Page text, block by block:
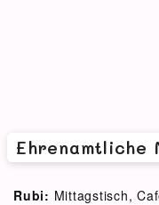
Ehrenamtliche
Rubi: Mittagstisch,